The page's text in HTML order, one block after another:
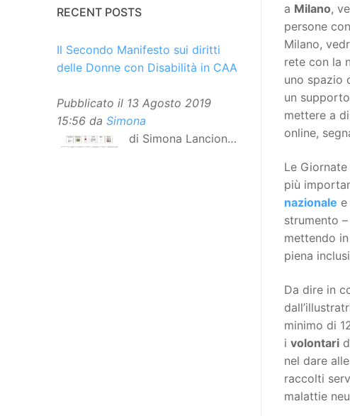
a Milano,
persone
Milano,
rete con la
uno spazio
un
mettere a
online,
Le
più
nazionale
strumento
mettendo
piena
Da dire in
minimo di
i volontari
nel dare
raccolti
malattie
RECENT POSTS
Il Secondo Manifesto sui diritti
delle Donne con Disabilità in CAA
Pubblicato il 13 Agosto 2019
15:56 da Simona
di Simona Lancioni,